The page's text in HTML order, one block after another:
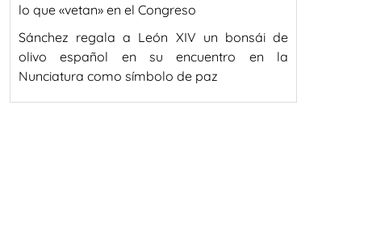
lo que «vetan» en el Congreso
Sánchez regala a León XIV un bonsái de
olivo español en su encuentro en la
Nunciatura como símbolo de paz